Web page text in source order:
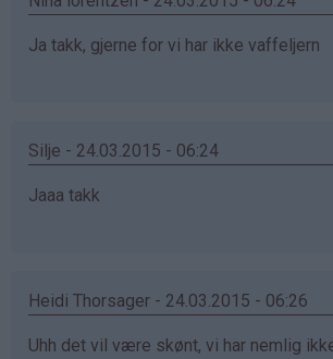
Ja takk, gjerne for vi har ikke vaffeljern
Silje - 24.03.2015 - 06:24
Jaaa takk
Heidi Thorsager - 24.03.2015 - 06:26
Uhh det vil være skønt, vi har nemlig